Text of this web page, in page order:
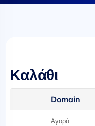
Καλάθι
Domain
Αγορά